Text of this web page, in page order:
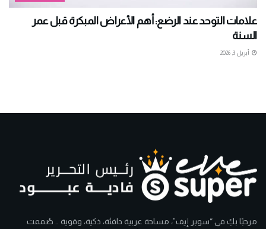
علامات التوحد عند الرضع: أهم الأعراض المبكرة قبل عمر
السنة
أبريل 3, 2026
مرحبًا بكِ في “سوبر إيف”، مساحة عربية دافئة، ذكية، وقوية .. صُممت